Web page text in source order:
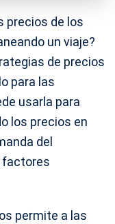
precios de los
un viaje?
de precios
para las
usarla para
los precios en
del
factores
permite a las